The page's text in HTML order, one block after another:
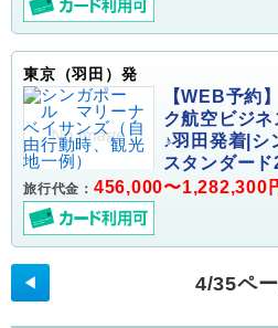
東京（羽田）発
【WEB予約
ク航空ビジ
♪羽田発着|シ
スタンダー
旅行代金： 456,000〜1,282,300
◀ 4/35ペ